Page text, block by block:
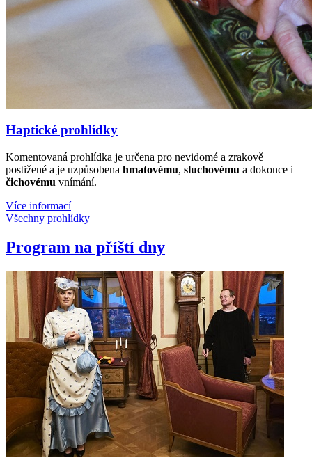
Haptické prohlídky
Komentovaná prohlídka je určena pro nevidomé a zrakově
postižené a je uzpůsobena hmatovému, sluchovému a dokonce i
čichovému vnímání.
Více informací
Všechny prohlídky
Program na příští dny